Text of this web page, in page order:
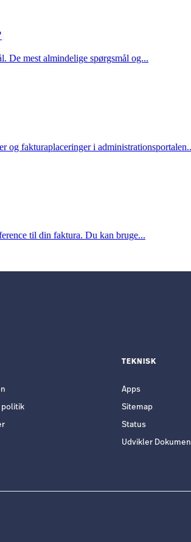
De mest almindelige spørgsmål og...
og fakturaplaceringer i
til din faktura. Du kan bruge...
politik
TEKNISK
Apps
Sitemap
Status
Udvikler